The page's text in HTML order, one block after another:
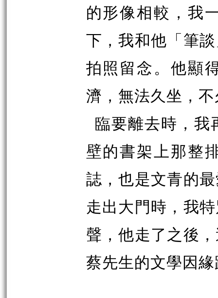
的形像相較，我
下，我和他「筆
拍照留念。他顯
濟，無法久坐，
臨要離去時，我
壁的書架上那整
誌，也是文青的
走出大門時，我
聲，他走了之後
蔡先生的文學因